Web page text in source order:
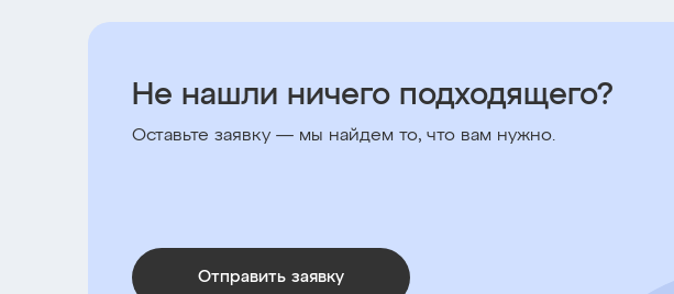
Не нашли ничего подходящего?
Оставьте заявку — мы найдем то, что вам нужно.
Отправить заявку